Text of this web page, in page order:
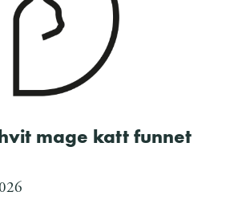
mage katt funnet